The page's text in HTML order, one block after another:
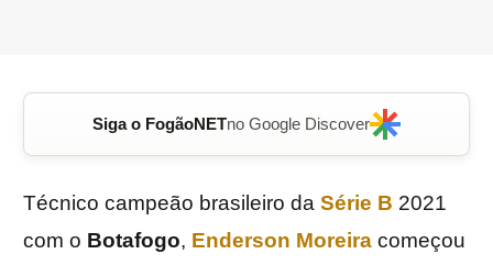
Siga o FogãoNETno Google Discover
Técnico campeão brasileiro da Série B 2021
com o Botafogo, Enderson Moreira começou